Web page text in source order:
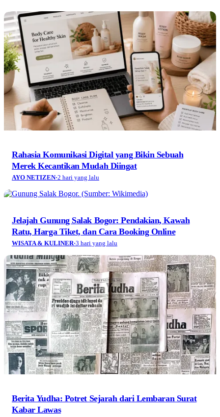
Rahasia Komunikasi Digital yang Bikin Sebuah
Merek Kecantikan Mudah Diingat
AYO NETIZEN·2 hari yang lalu
Jelajah Gunung Salak Bogor: Pendakian, Kawah
Ratu, Harga Tiket, dan Cara Booking Online
WISATA & KULINER·3 hari yang lalu
Berita Yudha: Potret Sejarah dari Lembaran Surat
Kabar Lawas